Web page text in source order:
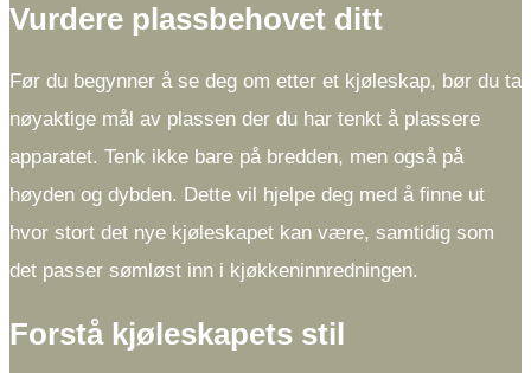
Vurdere plassbehovet ditt
Før du begynner å se deg om etter et kjøleskap, bør du ta
nøyaktige mål av plassen der du har tenkt å plassere
apparatet. Tenk ikke bare på bredden, men også på
høyden og dybden. Dette vil hjelpe deg med å finne ut
hvor stort det nye kjøleskapet kan være, samtidig som
det passer sømløst inn i kjøkkeninnredningen.
Forstå kjøleskapets stil